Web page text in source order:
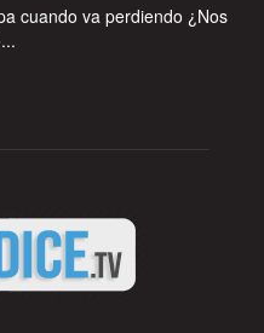
cuando va perdiendo ¿Nos